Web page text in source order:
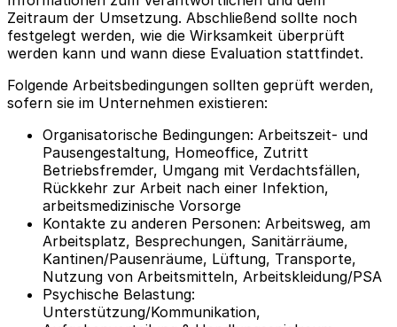
Zeitraum der Umsetzung. Abschließend sollte noch
festgelegt werden, wie die Wirksamkeit überprüft
werden kann und wann diese Evaluation stattfindet.
Folgende Arbeitsbedingungen sollten geprüft werden,
sofern sie im Unternehmen existieren:
Organisatorische Bedingungen: Arbeitszeit- und
Pausengestaltung, Homeoffice, Zutritt
Betriebsfremder, Umgang mit Verdachtsfällen,
Rückkehr zur Arbeit nach einer Infektion,
arbeitsmedizinische Vorsorge
Kontakte zu anderen Personen: Arbeitsweg, am
Arbeitsplatz, Besprechungen, Sanitärräume,
Kantinen/Pausenräume, Lüftung, Transporte,
Nutzung von Arbeitsmitteln, Arbeitskleidung/PSA
Psychische Belastung:
Unterstützung/Kommunikation,